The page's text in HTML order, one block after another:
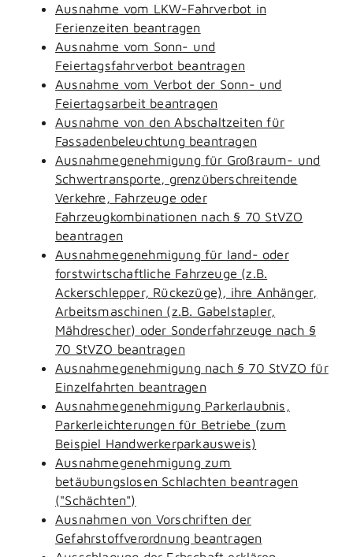
Ausnahme vom LKW-Fahrverbot in
Ferienzeiten beantragen
Ausnahme vom Sonn- und
Feiertagsfahrverbot beantragen
Ausnahme vom Verbot der Sonn- und
Feiertagsarbeit beantragen
Ausnahme von den Abschaltzeiten für
Fassadenbeleuchtung beantragen
Ausnahmegenehmigung für Großraum- und
Schwertransporte, grenzüberschreitende
Verkehre, Fahrzeuge oder
Fahrzeugkombinationen nach § 70 StVZO
beantragen
Ausnahmegenehmigung für land- oder
forstwirtschaftliche Fahrzeuge (z.B.
Ackerschlepper, Rückezüge), ihre Anhänger,
Arbeitsmaschinen (z.B. Gabelstapler,
Mähdrescher) oder Sonderfahrzeuge nach §
70 StVZO beantragen
Ausnahmegenehmigung nach § 70 StVZO für
Einzelfahrten beantragen
Ausnahmegenehmigung Parkerlaubnis,
Parkerleichterungen für Betriebe (zum
Beispiel Handwerkerparkausweis)
Ausnahmegenehmigung zum
betäubungslosen Schlachten beantragen
("Schächten")
Ausnahmen von Vorschriften der
Gefahrstoffverordnung beantragen